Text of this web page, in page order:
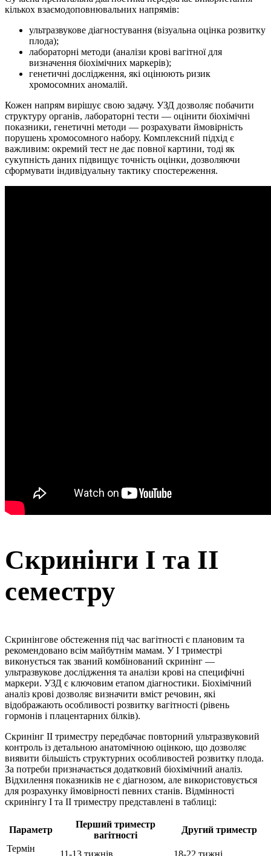
кількох взаємодоповнювальних напрямів:
ультразвукове діагностування (візуальна оцінка розвитку
плода);
лабораторні методи (аналізи крові вагітної для
визначення біохімічних маркерів);
генетичні дослідження, які оцінюють ризик
хромосомних аномалій.
Кожен напрям вирішує свою задачу. УЗД дозволяє побачити
структуру органів, лабораторні тести — оцінити біохімічні
показники, генетичні методи — розрахувати ймовірність
порушень хромосомного набору. Комплексний підхід є
важливим: окремий тест не дає повної картини, тоді як
сукупність даних підвищує точність оцінки, дозволяючи
сформувати індивідуальну тактику спостереження.
Скринінги І та ІІ
семестру
Скринінгове обстеження під час вагітності є плановим та
рекомендовано всім майбутнім мамам. У І триместрі
виконується так званий комбінований скринінг —
ультразвукове дослідження та аналізи крові на специфічні
маркери. УЗД є ключовим етапом діагностики. Біохімічний
аналіз крові дозволяє визначити вміст речовин, які
відображають особливості розвитку вагітності (рівень
гормонів і плацентарних білків).
Скринінг ІІ триместру передбачає повторний ультразвуковий
контроль із детальною анатомічною оцінкою, що дозволяє
виявити більшість структурних особливостей розвитку плода.
За потреби призначається додатковий біохімічний аналіз.
Відхилення показників не є діагнозом, але використовується
для розрахунку ймовірності певних станів. Відмінності
скринінгу І та ІІ триместру представлені в таблиці:
Параметр
Перший триместр
вагітності
Другий триместр
Термін